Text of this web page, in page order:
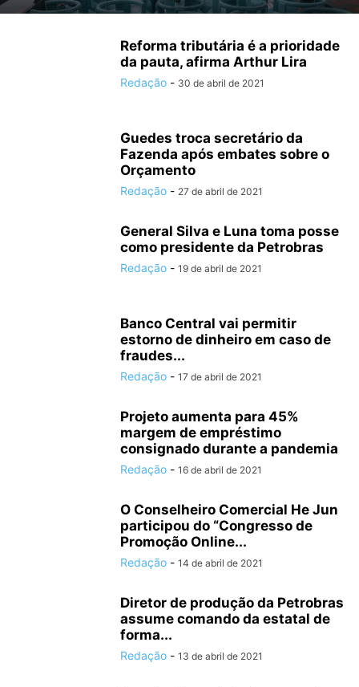
Reforma tributária é a prioridade
da pauta, afirma Arthur Lira
Redação - 30 de abril de 2021
Guedes troca secretário da
Fazenda após embates sobre o
Orçamento
Redação - 27 de abril de 2021
General Silva e Luna toma posse
como presidente da Petrobras
Redação - 19 de abril de 2021
Banco Central vai permitir
estorno de dinheiro em caso de
fraudes...
Redação - 17 de abril de 2021
Projeto aumenta para 45%
margem de empréstimo
consignado durante a pandemia
Redação - 16 de abril de 2021
O Conselheiro Comercial He Jun
participou do “Congresso de
Promoção Online...
Redação - 14 de abril de 2021
Diretor de produção da Petrobras
assume comando da estatal de
forma...
Redação - 13 de abril de 2021